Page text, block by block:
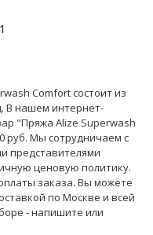
1
Comfort состоит из
В нашем интернет-
"Пряжа Alize Superwash
руб. Мы сотрудничаем с
представителями
ценовую политику.
заказа. Вы можете
по Москве и всей
- напишите или